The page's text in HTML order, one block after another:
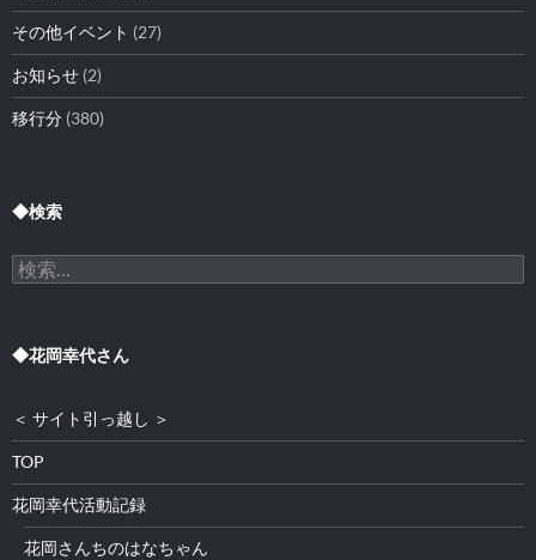
その他イベント (27)
お知らせ (2)
移行分 (380)
◆検索
検
索:
◆花岡幸代さん
＜ サイト引っ越し ＞
TOP
花岡幸代活動記録
花岡さんちのはなちゃん